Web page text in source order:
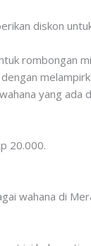
diskon
rombongan
yang ada
20.000.
wahana di